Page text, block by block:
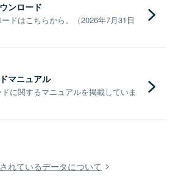
ンロード
ドはこちらから。（2026年7月31日
マニュアル
に関するマニュアルを掲載していま
れているデータについて